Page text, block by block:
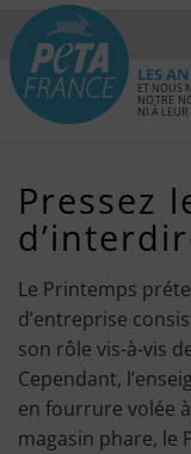
LES
ET NOUS
NOTRE
NI À
Pressez
Le Printemps
d’entreprise
son rôle vis-à-vis
Cependant,
en fourrure volée
magasin phare, le